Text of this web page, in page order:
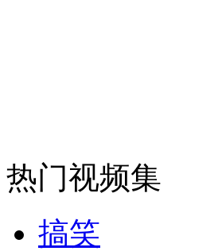
安徽一实载49人客车翻车
热门视频集
搞笑